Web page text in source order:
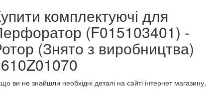
комплектуючі для
(F015103401) -
(Знято з виробництва)
ви не знайшли необхідні деталі на сайті інтернет магазину,